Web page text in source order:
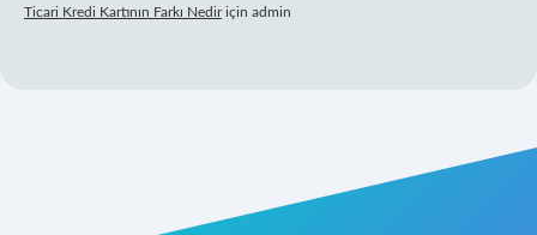
Ticari Kredi Kartının Farkı Nediriçin admin